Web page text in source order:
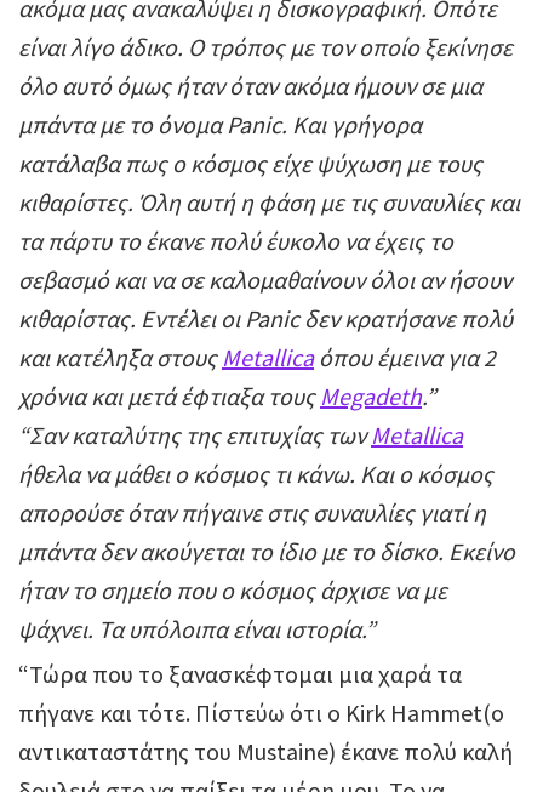
ακόμα μας ανακαλύψει η δισκογραφική. Οπότε
είναι λίγο άδικο. Ο τρόπος με τον οποίο ξεκίνησε
όλο αυτό όμως ήταν όταν ακόμα ήμουν σε μια
μπάντα με το όνομα Panic. Και γρήγορα
κατάλαβα πως ο κόσμος είχε ψύχωση με τους
κιθαρίστες. Όλη αυτή η φάση με τις συναυλίες και
τα πάρτυ το έκανε πολύ έυκολο να έχεις το
σεβασμό και να σε καλομαθαίνουν όλοι αν ήσουν
κιθαρίστας. Εντέλει οι Panic δεν κρατήσανε πολύ
και κατέληξα στους Metallicaόπου έμεινα για 2
χρόνια και μετά έφτιαξα τους Megadeth.”
“Σαν καταλύτης της επιτυχίας τωνMetallica
ήθελα να μάθει ο κόσμος τι κάνω. Και ο κόσμος
απορούσε όταν πήγαινε στις συναυλίες γιατί η
μπάντα δεν ακούγεται το ίδιο με το δίσκο. Εκείνο
ήταν το σημείο που ο κόσμος άρχισε να με
ψάχνει. Τα υπόλοιπα είναι ιστορία.”
“Τώρα που το ξανασκέφτομαι μια χαρά τα
πήγανε και τότε. Πίστεύω ότι ο Kirk Hammet(o
αντικαταστάτης του Mustaine) έκανε πολύ καλή